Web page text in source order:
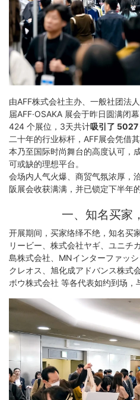
由AFF株式会社主办、一般社团法
届AFF·OSAKA 展会于昨日圆满闭
424 个展位，3天共计吸引了 5027
二十年的行业标杆，AFF展会凭借
本乃至国际时尚舞台的高度认可，
可或缺的理想平台。
会场内人气火爆、商贸气氛浓厚，
阪展会收获满满，并已锁定下半年
一、知名买家
开展期间，买家络绎不绝，知名买
リービー、株式会社ヤギ、ユニチ
島株式会社、MNインターファッ
クレオス、旭化成アドバンス株式
ボウ株式会社 等各代表如约到场，